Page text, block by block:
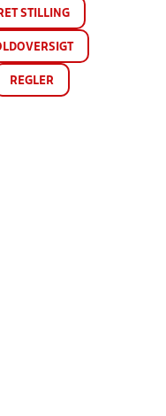
STILLING
REGLER